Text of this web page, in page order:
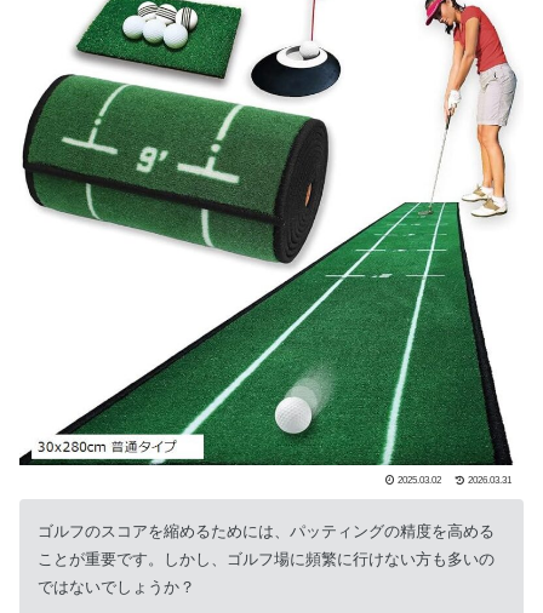
2025.03.02 2026.03.31
ゴルフのスコアを縮めるためには、パッティングの精度を高める
ことが重要です。しかし、ゴルフ場に頻繁に行けない方も多いの
ではないでしょうか？